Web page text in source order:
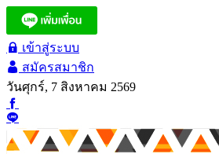
เข้าสู่ระบบ
สมัครสมาชิก
วันศุกร์, 7 สิงหาคม 2569